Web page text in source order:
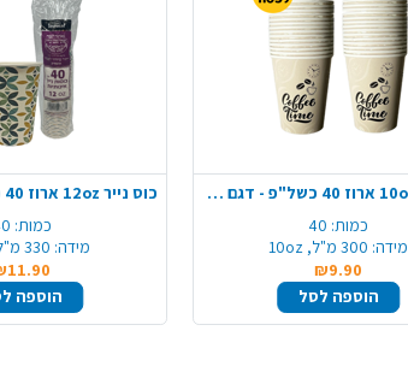
כוס נייר 10oz ארוז 40 כשל"פ - דגם משתנה
כמות: 40
מידה: 300 מ"ל, 10oz
₪9.90
הוספה לסל
כמות:
מידה: 330 מ"ל, 12oz
הוספה